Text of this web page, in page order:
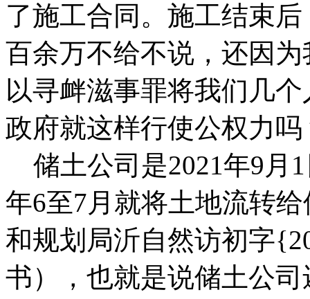
了施工合同。施工结束
百余万不给不说，还因
以寻衅滋事罪将我们几
政府就这样行使公权力吗
储土公司是2021年9月
年6至7月就将土地流转
和规划局沂自然访初字
书），也就是说储土公